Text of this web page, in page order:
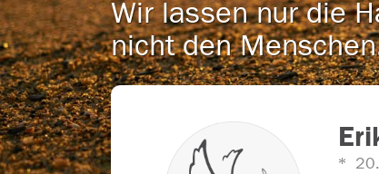
Wir lassen nur die
nicht den